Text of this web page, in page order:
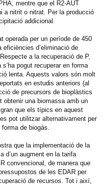
mentre que el R2-AUT
a nitrit o nitrat. Per la producció
addicional.
operada per un període de 450
d’eliminació de
a la recuperació de P,
pogut recuperar en forma
lenta. Aquests valors són molt
en estudis anteriors (al
de precursors de bioplàstics
obtenir una biomassa amb un
que els típics en aquest
pot utilitzar alternativament per
forma de biogàs.
que la implementació de la
d’un augment en la tarifa
convencional, de manera que
de les EDAR per
de recursos. Tot i així,